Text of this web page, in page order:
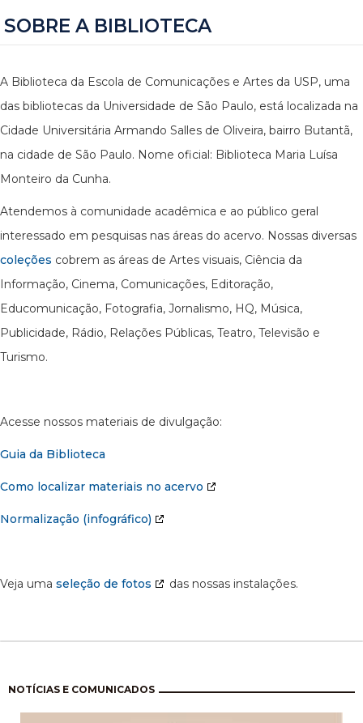
SOBRE A BIBLIOTECA
A Biblioteca da Escola de Comunicações e Artes da USP, uma
das bibliotecas da Universidade de São Paulo, está localizada na
Cidade Universitária Armando Salles de Oliveira, bairro Butantã,
na cidade de São Paulo. Nome oficial: Biblioteca Maria Luísa
Monteiro da Cunha.
Atendemos à comunidade acadêmica e ao público geral
interessado em pesquisas nas áreas do acervo. Nossas diversas
coleções cobrem as áreas de Artes visuais, Ciência da
Informação, Cinema, Comunicações, Editoração,
Educomunicação, Fotografia, Jornalismo, HQ, Música,
Publicidade, Rádio, Relações Públicas, Teatro, Televisão e
Turismo.
Acesse nossos materiais de divulgação:
Guia da Biblioteca
Como localizar materiais no acervo
Normalização (infográfico)
Veja uma seleção de fotos das nossas instalações.
NOTÍCIAS E COMUNICADOS
Paginação